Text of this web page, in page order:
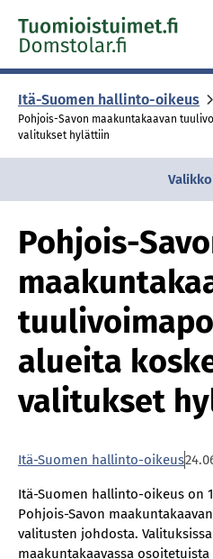
Skip to content -
Itä-Suomen hallinto-oikeus
Pohjois-Savon maakuntakaavan
valitukset hylättiin
Valikko
Pohjois-
alueita
valitukset
Itä-Suomen hallinto-oikeus
Itä-Suomen hallinto-oikeus on
Pohjois-Savon
valitusten johdosta.
maakuntakaavassa